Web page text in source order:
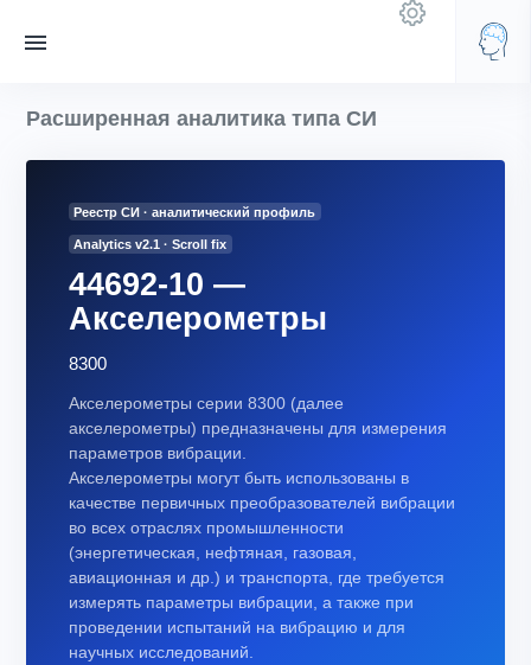
Расширенная аналитика типа СИ
Реестр СИ · аналитический профиль
Analytics v2.1 · Scroll fix
44692-10 —
Акселерометры
8300
Акселерометры серии 8300 (далее
акселерометры) предназначены для измерения
параметров вибрации.
Акселерометры могут быть использованы в
качестве первичных преобразователей вибрации
во всех отраслях промышленности
(энергетическая, нефтяная, газовая,
авиационная и др.) и транспорта, где требуется
измерять параметры вибрации, а также при
проведении испытаний на вибрацию и для
научных исследований.